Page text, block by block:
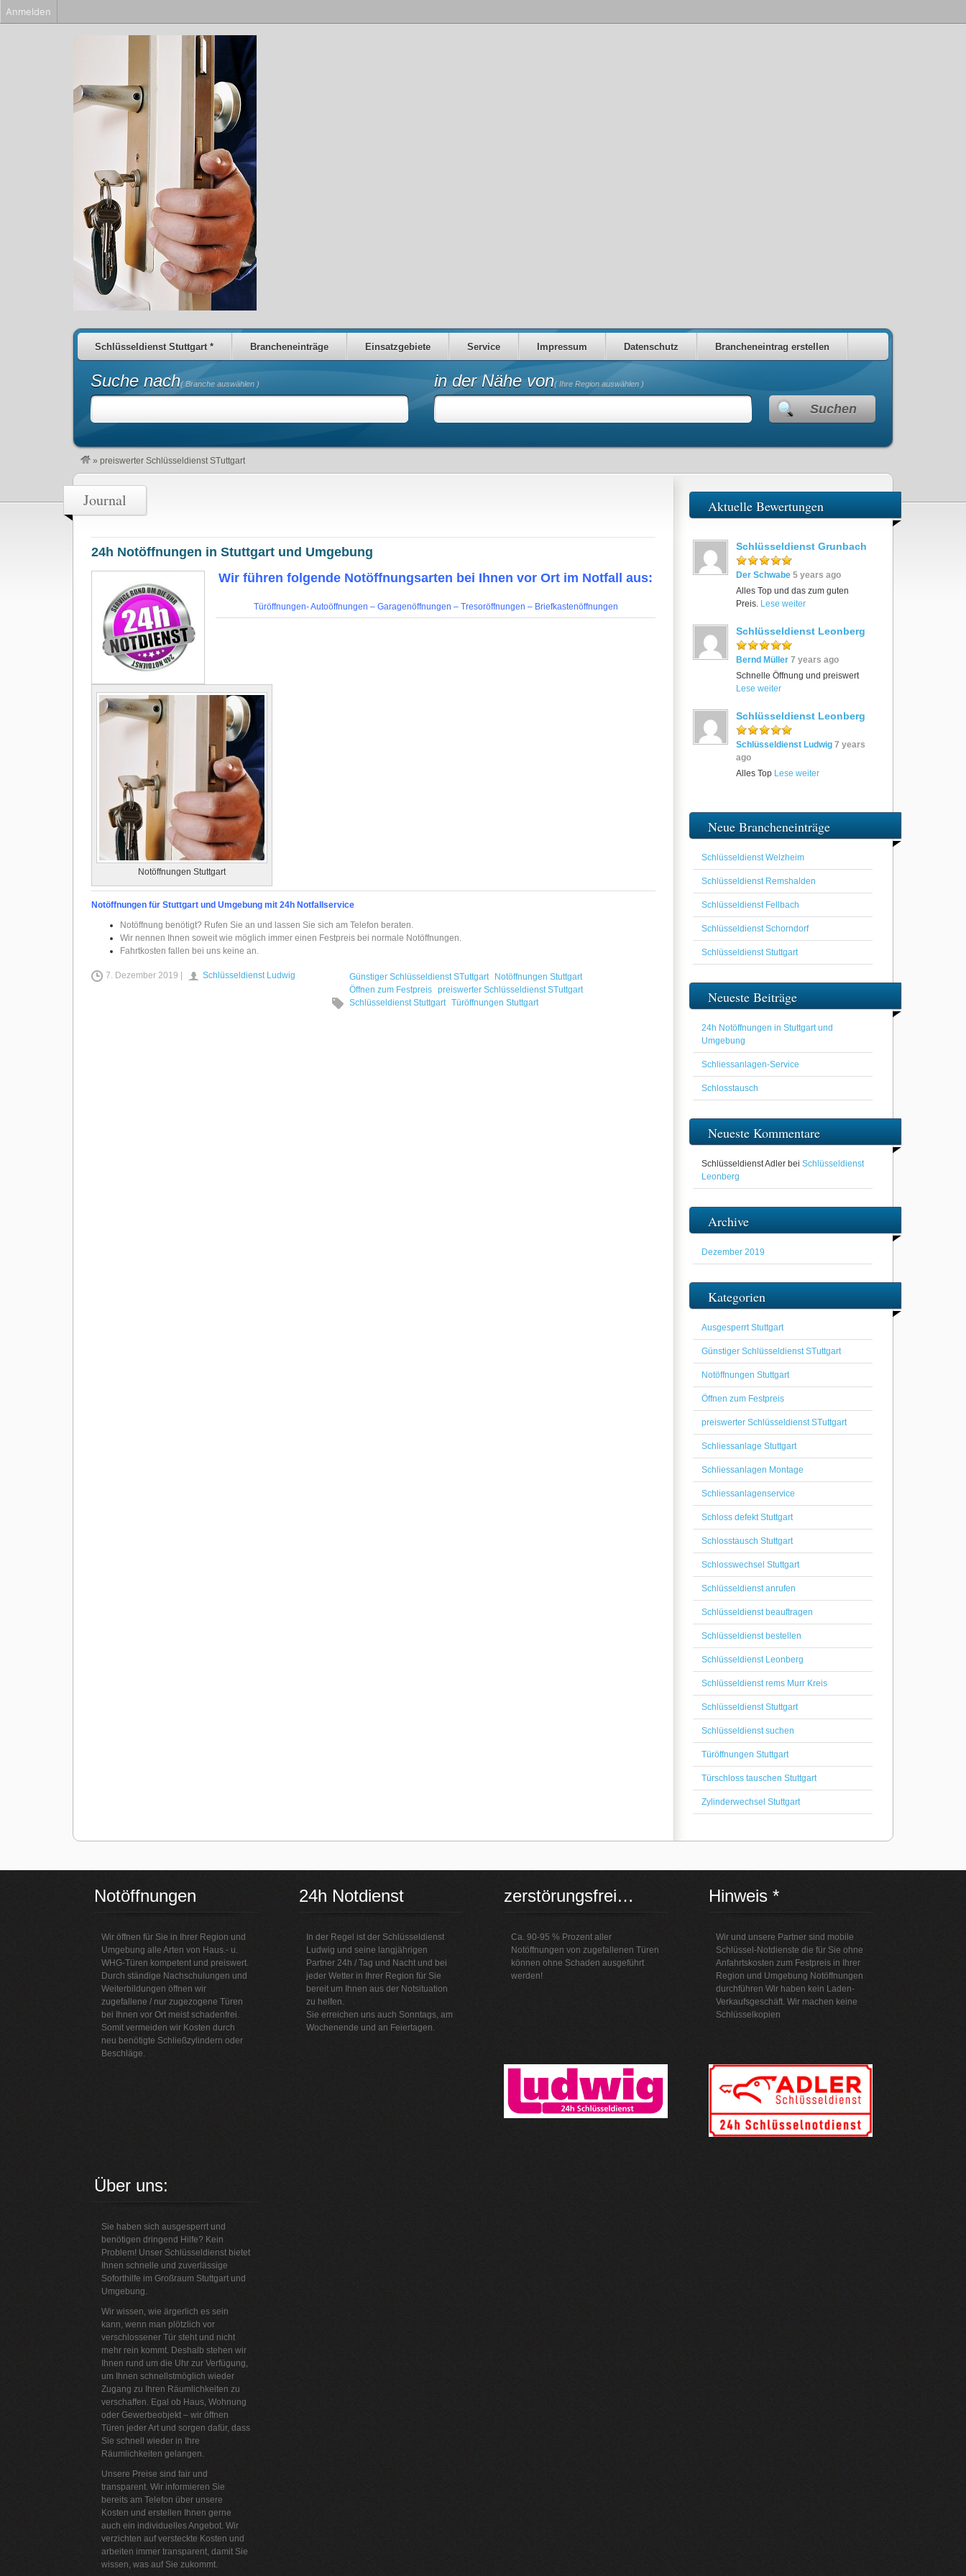
Schlüsseldienst Stuttgart * Brancheneinträge Einsatzgebiete Service Impressum Datenschutz Brancheneintrag erstellen
Suche nach( Branche auswählen ) in der Nähe von( Ihre Region auswählen )
Suchen
» preiswerter Schlüsseldienst STuttgart
Journal
24h Notöffnungen in Stuttgart und Umgebung
Wir führen folgende Notöffnungsarten bei Ihnen vor Ort im Notfall aus:
Türöffnungen- Autoöffnungen – Garagenöffnungen – Tresoröffnungen – Briefkastenöffnungen
Notöffnungen Stuttgart
Notöffnungen für Stuttgart und Umgebung mit 24h Notfallservice
Notöffnung benötigt? Rufen Sie an und lassen Sie sich am Telefon beraten.
Wir nennen Ihnen soweit wie möglich immer einen Festpreis bei normale Notöffnungen.
Fahrtkosten fallen bei uns keine an.
7. Dezember 2019 | Schlüsseldienst Ludwig Günstiger Schlüsseldienst STuttgart
Notöffnungen Stuttgart
Öffnen zum Festpreis preiswerter Schlüsseldienst STuttgart
Schlüsseldienst Stuttgart Türöffnungen Stuttgart
Aktuelle Bewertungen
Schlüsseldienst Grunbach
Der Schwabe 5 years ago
Alles Top und das zum guten
Preis. Lese weiter
Schlüsseldienst Leonberg
Bernd Müller 7 years ago
Schnelle Öffnung und preiswert
Lese weiter
Schlüsseldienst Leonberg
Schlüsseldienst Ludwig 7 years
ago
Alles Top Lese weiter
Neue Brancheneinträge
Schlüsseldienst Welzheim
Schlüsseldienst Remshalden
Schlüsseldienst Fellbach
Schlüsseldienst Schorndorf
Schlüsseldienst Stuttgart
Neueste Beiträge
24h Notöffnungen in Stuttgart und
Umgebung
Schliessanlagen-Service
Schlosstausch
Neueste Kommentare
Schlüsseldienst Adler bei Schlüsseldienst
Leonberg
Archive
Dezember 2019
Kategorien
Ausgesperrt Stuttgart
Günstiger Schlüsseldienst STuttgart
Notöffnungen Stuttgart
Öffnen zum Festpreis
preiswerter Schlüsseldienst STuttgart
Schliessanlage Stuttgart
Schliessanlagen Montage
Schliessanlagenservice
Schloss defekt Stuttgart
Schlosstausch Stuttgart
Schlosswechsel Stuttgart
Schlüsseldienst anrufen
Schlüsseldienst beauftragen
Schlüsseldienst bestellen
Schlüsseldienst Leonberg
Schlüsseldienst rems Murr Kreis
Schlüsseldienst Stuttgart
Schlüsseldienst suchen
Türöffnungen Stuttgart
Türschloss tauschen Stuttgart
Zylinderwechsel Stuttgart
Notöffnungen
Wir öffnen für Sie in Ihrer Region und
Umgebung alle Arten von Haus.- u.
WHG-Türen kompetent und preiswert.
Durch ständige Nachschulungen und
Weiterbildungen öffnen wir
zugefallene / nur zugezogene Türen
bei Ihnen vor Ort meist schadenfrei.
Somit vermeiden wir Kosten durch
neu benötigte Schließzylindern oder
Beschläge.
24h Notdienst
In der Regel ist der Schlüsseldienst
Ludwig und seine langjährigen
Partner 24h / Tag und Nacht und bei
jeder Wetter in Ihrer Region für Sie
bereit um Ihnen aus der Notsituation
zu helfen.
Sie erreichen uns auch Sonntags, am
Wochenende und an Feiertagen.
zerstörungsfrei…
Ca. 90-95 % Prozent aller
Notöffnungen von zugefallenen Türen
können ohne Schaden ausgeführt
werden!
Hinweis *
Wir und unsere Partner sind mobile
Schlüssel-Notdienste die für Sie ohne
Anfahrtskosten zum Festpreis in Ihrer
Region und Umgebung Notöffnungen
durchführen Wir haben kein Laden-
Verkaufsgeschäft. Wir machen keine
Schlüsselkopien
Über uns:
Sie haben sich ausgesperrt und
benötigen dringend Hilfe? Kein
Problem! Unser Schlüsseldienst bietet
Ihnen schnelle und zuverlässige
Soforthilfe im Großraum Stuttgart und
Umgebung.
Wir wissen, wie ärgerlich es sein
kann, wenn man plötzlich vor
verschlossener Tür steht und nicht
mehr rein kommt. Deshalb stehen wir
Ihnen rund um die Uhr zur Verfügung,
um Ihnen schnellstmöglich wieder
Zugang zu Ihren Räumlichkeiten zu
verschaffen. Egal ob Haus, Wohnung
oder Gewerbeobjekt – wir öffnen
Türen jeder Art und sorgen dafür, dass
Sie schnell wieder in Ihre
Räumlichkeiten gelangen.
Unsere Preise sind fair und
transparent. Wir informieren Sie
bereits am Telefon über unsere
Kosten und erstellen Ihnen gerne
auch ein individuelles Angebot. Wir
verzichten auf versteckte Kosten und
arbeiten immer transparent, damit Sie
wissen, was auf Sie zukommt.
Anmelden